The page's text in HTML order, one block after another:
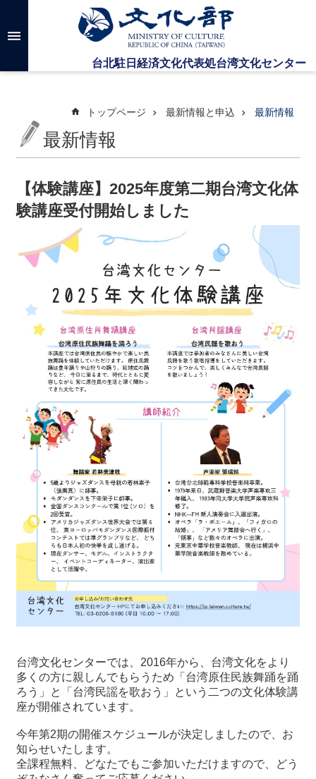
メインのコンテンツブロックにジャンプします
高
検
台
セ
ー
台
リ
ン
ク
ホ
ー
ム
トップページ 最新情報と申込 最新情報
最新情報
【体験講座】2025年度第二期台湾文化体
験講座受付開始しました
台湾文化センターでは、2016年から、台湾文化をより
多くの方に親しんでもらうため「台湾原住民族舞踊を踊
ろう」と「台湾民謡を歌おう」という二つの文化体験講
座が開催されています。
今年第2期の開催スケジュールが決定しましたので、お
知らせいたします。
全課程無料、どなたでもご参加いただけますので、どう